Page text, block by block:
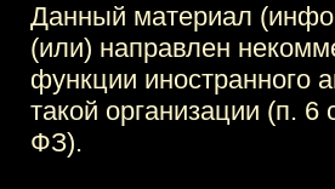
Данный материал
(или) направлен
функции иностранного
такой организации (п.
ФЗ).